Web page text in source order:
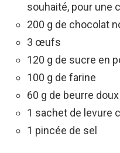
souhaité, pour une
200 g de chocolat
3 œufs
120 g de sucre en
100 g de farine
60 g de beurre
1 sachet de levure
1 pincée de sel